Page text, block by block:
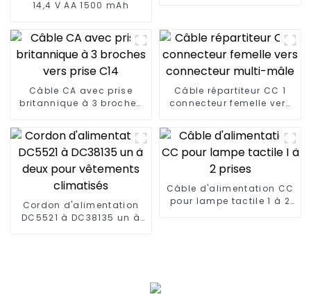
14,4 V AA 1500 mAh
Câble CA avec prise
britannique à 3 broches
Câble répartiteur CC 1
connecteur femelle vers
Cordon d'alimentation
DC5521 à DC38135 un à
Câble d'alimentation CC
pour lampe tactile 1 à 2